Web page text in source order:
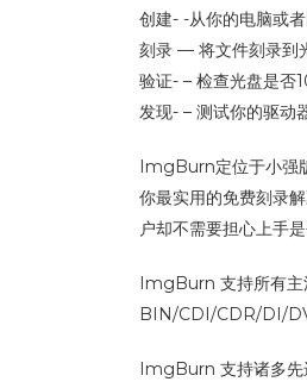
创建- -从你的电脑或
刻录 — 将文件刻录到
验证- – 检查光盘是
发现- – 测试你的驱动
ImgBurn定位于小强
你最实用的免费刻录
户却不需要担心上手
ImgBurn 支持所有主
BIN/CDI/CDR/DI/
ImgBurn 支持诸多先